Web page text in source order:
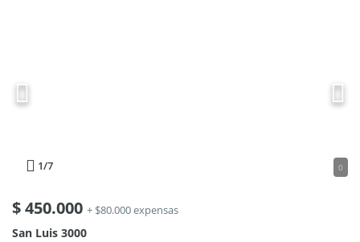
1/7 0
$450.000 + $80.000 expensas
San Luis 3000